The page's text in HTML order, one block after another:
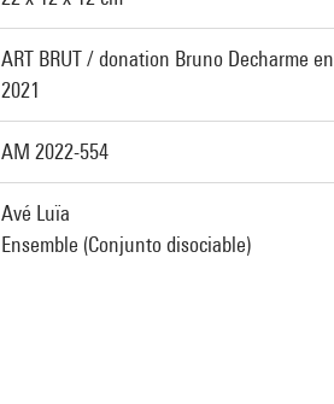
ART BRUT / donation Bruno Decharme en
2021
AM 2022-554
Avé Luïa
Ensemble (Conjunto disociable)